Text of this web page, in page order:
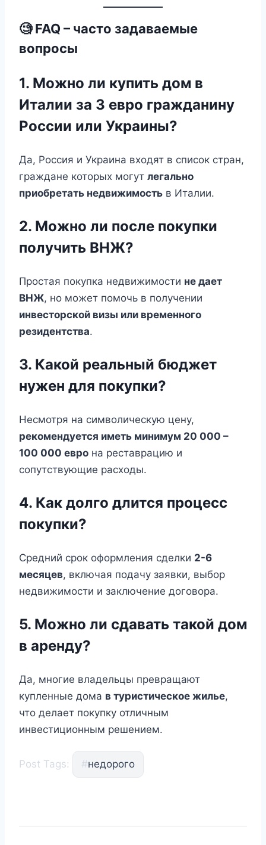
🧐 FAQ – часто задаваемые
вопросы
1. Можно ли купить дом в
Италии за 3 евро гражданину
России или Украины?
Да, Россия и Украина входят в список стран,
граждане которых могут легально
приобретать недвижимость в Италии.
2. Можно ли после покупки
получить ВНЖ?
Простая покупка недвижимости не дает
ВНЖ, но может помочь в получении
инвесторской визы или временного
резидентства.
3. Какой реальный бюджет
нужен для покупки?
Несмотря на символическую цену,
рекомендуется иметь минимум 20 000 –
100 000 евро на реставрацию и
сопутствующие расходы.
4. Как долго длится процесс
покупки?
Средний срок оформления сделки 2-6
месяцев, включая подачу заявки, выбор
недвижимости и заключение договора.
5. Можно ли сдавать такой дом
в аренду?
Да, многие владельцы превращают
купленные дома в туристическое жилье,
что делает покупку отличным
инвестиционным решением.
Post Tags: #недорого